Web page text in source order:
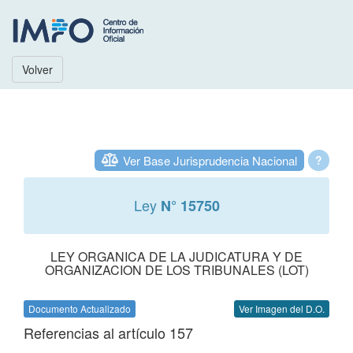
Volver
?
Ver Base Jurisprudencia Nacional
Ley N° 15750
LEY ORGANICA DE LA JUDICATURA Y DE
ORGANIZACION DE LOS TRIBUNALES (LOT)
Documento Actualizado Ver Imagen del D.O.
Referencias al artículo 157